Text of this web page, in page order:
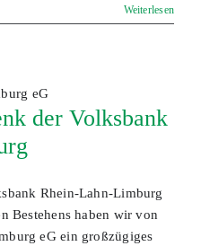
Weiterlesen
der Volksbank
Rhein-Lahn-Limburg
Bestehens haben wir von
eG ein großzügiges